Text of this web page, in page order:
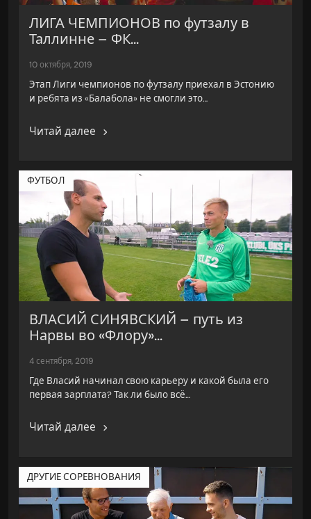
ЛИГА ЧЕМПИОНОВ по футзалу в
Таллинне – ФК...
10 октября, 2019
Этап Лиги чемпионов по футзалу приехал в Эстонию
и ребята из «Балабола» не смогли это…
Читай далее
ФУТБОЛ
ВЛАСИЙ СИНЯВСКИЙ – путь из
Нарвы во «Флору»...
4 сентября, 2019
Где Власий начинал свою карьеру и какой была его
первая зарплата? Так ли было всё…
Читай далее
ДРУГИЕ СОРЕВНОВАНИЯ